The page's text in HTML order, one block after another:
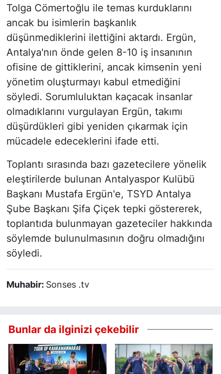
Tolga Cömertoğlu ile temas kurduklarını
ancak bu isimlerin başkanlık
düşünmediklerini ilettiğini aktardı. Ergün,
Antalya'nın önde gelen 8-10 iş insanının
ofisine de gittiklerini, ancak kimsenin yeni
yönetim oluşturmayı kabul etmediğini
söyledi. Sorumluluktan kaçacak insanlar
olmadıklarını vurgulayan Ergün, takımı
düşürdükleri gibi yeniden çıkarmak için
mücadele edeceklerini ifade etti.
Toplantı sırasında bazı gazetecilere yönelik
eleştirilerde bulunan Antalyaspor Kulübü
Başkanı Mustafa Ergün'e, TSYD Antalya
Şube Başkanı Şifa Çiçek tepki göstererek,
toplantıda bulunmayan gazeteciler hakkında
söylemde bulunulmasının doğru olmadığını
söyledi.
Muhabir: Sonses .tv
Bunlar da ilginizi çekebilir